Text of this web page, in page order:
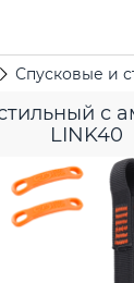
Спусковые и
с
LINK40